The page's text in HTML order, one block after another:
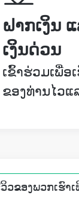
ຝາກເງິນ
ເງິນດ່ວນ
ເຂົ້າຮ່ວມເພື່ອ
ຂອງທ່ານໄວ
ວຂອງພວກເຮົາເ